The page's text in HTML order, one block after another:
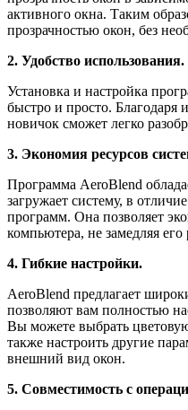
активного окна. Таким
прозрачностью окон, без
2. Удобство использования.
Установка и настройка
быстро и просто. Благодаря
новичок сможет легко
3. Экономия ресурсов
Программа AeroBlend
загружает систему, в
программ. Она позволяет
компьютера, не замедляя его
4. Гибкие настройки.
AeroBlend предлагает
позволяют вам полностью
Вы можете выбрать цветовую
также настроить другие
внешний вид окон.
5. Совместимость с